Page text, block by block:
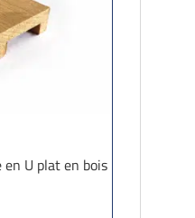
U plat en bois